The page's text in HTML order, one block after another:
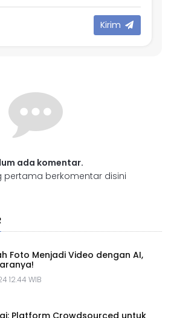
Kirim
ada komentar.
pertama berkomentar disini
Foto Menjadi Video dengan AI,
12.44 WIB